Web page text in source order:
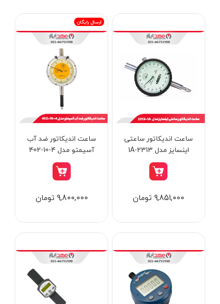
تومان
ابزار جوش و برش
ابزار اندازه گیری دقیق و لیزری
ابزار باغبانی
ابزار نجاری
ابزار بادی
برند ها
ساعت اندیکاتور ساعتی
اینسایز مدل 1A-2313
9,851,000 تومان
ارسال رایگان
ساعت اندیکاتور ضد آب
آسیمتو مدل 4-10-402
9,800,000 تومان